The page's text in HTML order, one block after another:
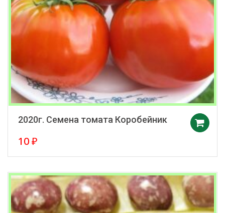
2020г. Семена томата Коробейник
10₽